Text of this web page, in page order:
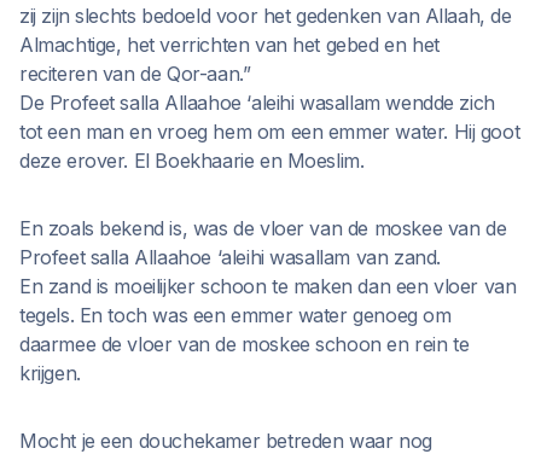
zij zijn slechts bedoeld voor het gedenken van Allaah, de
Almachtige, het verrichten van het gebed en het
reciteren van de Qor-aan.”
De Profeet salla Allaahoe ‘aleihi wasallam wendde zich
tot een man en vroeg hem om een emmer water. Hij goot
deze erover. El Boekhaarie en Moeslim.
En zoals bekend is, was de vloer van de moskee van de
Profeet salla Allaahoe ‘aleihi wasallam van zand.
En zand is moeilijker schoon te maken dan een vloer van
tegels. En toch was een emmer water genoeg om
daarmee de vloer van de moskee schoon en rein te
krijgen.
Mocht je een douchekamer betreden waar nog